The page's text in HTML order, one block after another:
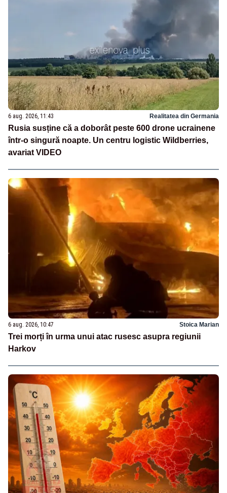
6 aug. 2026, 11:43 Realitatea din Germania
Rusia susține că a doborât peste 600 drone ucrainene
într-o singură noapte. Un centru logistic Wildberries,
avariat VIDEO
6 aug. 2026, 10:47 Stoica Marian
Trei morți în urma unui atac rusesc asupra regiunii
Harkov